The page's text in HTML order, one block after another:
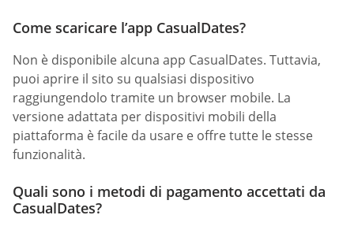
Come scaricare l’app CasualDates?
Non è disponibile alcuna app СasualDates. Tuttavia,
puoi aprire il sito su qualsiasi dispositivo
raggiungendolo tramite un browser mobile. La
versione adattata per dispositivi mobili della
piattaforma è facile da usare e offre tutte le stesse
funzionalità.
Quali sono i metodi di pagamento accettati da
CasualDates?